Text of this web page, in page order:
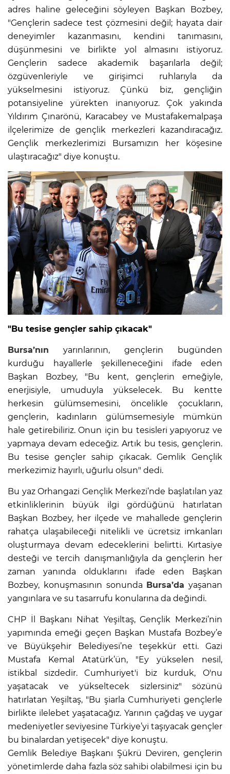
adres haline geleceğini söyleyen Başkan Bozbey,
"Gençlerin sadece test çözmesini değil; hayata dair
deneyimler kazanmasını, kendini tanımasını,
düşünmesini ve birlikte yol almasını istiyoruz.
Gençlerin sadece akademik başarılarla değil;
özgüvenleriyle ve girişimci ruhlarıyla da
yükselmesini istiyoruz. Çünkü biz, gençliğin
potansiyeline yürekten inanıyoruz. Çok yakında
Yıldırım Çınarönü, Karacabey ve Mustafakemalpaşa
ilçelerimize de gençlik merkezleri kazandıracağız.
Gençlik merkezlerimizi Bursamızın her köşesine
ulaştıracağız" diye konuştu.
"Bu tesise gençler sahip çıkacak"
Bursa’nın yarınlarının, gençlerin bugünden
kurduğu hayallerle şekilleneceğini ifade eden
Başkan Bozbey, "Bu kent, gençlerin emeğiyle,
enerjisiyle, umuduyla yükselecek. Bu kentte
herkesin gülümsemesini, öncelikle çocukların,
gençlerin, kadınların gülümsemesiyle mümkün
hale getirebiliriz. Onun için bu tesisleri yapıyoruz ve
yapmaya devam edeceğiz. Artık bu tesis, gençlerin.
Bu tesise gençler sahip çıkacak. Gemlik Gençlik
merkezimiz hayırlı, uğurlu olsun" dedi.
Bu yaz Orhangazi Gençlik Merkezi’nde başlatılan yaz
etkinliklerinin büyük ilgi gördüğünü hatırlatan
Başkan Bozbey, her ilçede ve mahallede gençlerin
rahatça ulaşabileceği nitelikli ve ücretsiz imkanları
oluşturmaya devam edeceklerini belirtti. Kırtasiye
desteği ve tercih danışmanlığıyla da gençlerin her
zaman yanında olduklarını ifade eden Başkan
Bozbey, konuşmasının sonunda Bursa’da yaşanan
yangınlara ve su tasarrufu konularına da değindi.
CHP İl Başkanı Nihat Yeşiltaş, Gençlik Merkezi’nin
yapımında emeği geçen Başkan Mustafa Bozbey’e
ve Büyükşehir Belediyesi’ne teşekkür etti. Gazi
Mustafa Kemal Atatürk’ün, "Ey yükselen nesil,
istikbal sizdedir. Cumhuriyet'i biz kurduk, O'nu
yaşatacak ve yükseltecek sizlersiniz" sözünü
hatırlatan Yeşiltaş, "Bu şiarla Cumhuriyeti gençlerle
birlikte ilelebet yaşatacağız. Yarının çağdaş ve uygar
medeniyetler seviyesine Türkiye’yi taşıyacak gençler
bu binalardan yetişecek" diye konuştu.
Gemlik Belediye Başkanı Şükrü Deviren, gençlerin
yönetimlerde daha fazla söz sahibi olabilmesi için bu